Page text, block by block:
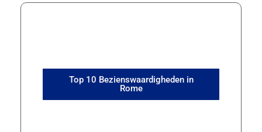
Top 10 Bezienswaardigheden in
Rome